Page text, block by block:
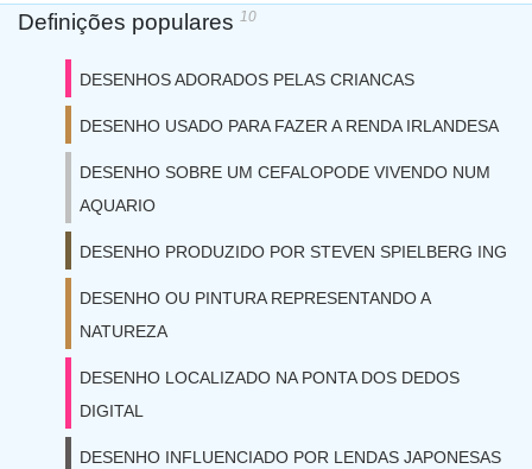
Definições populares 10
DESENHOS ADORADOS PELAS CRIANCAS
DESENHO USADO PARA FAZER A RENDA IRLANDESA
DESENHO SOBRE UM CEFALOPODE VIVENDO NUM
AQUARIO
DESENHO PRODUZIDO POR STEVEN SPIELBERG ING
DESENHO OU PINTURA REPRESENTANDO A
NATUREZA
DESENHO LOCALIZADO NA PONTA DOS DEDOS
DIGITAL
DESENHO INFLUENCIADO POR LENDAS JAPONESAS